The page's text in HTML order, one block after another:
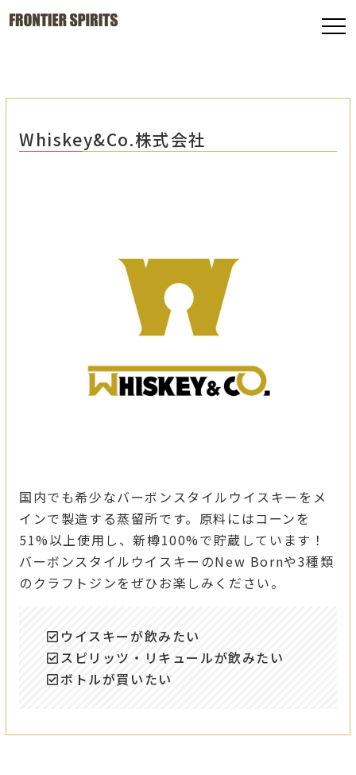
Whiskey&Co.株式会社
国内でも希少なバーボンスタイルウイスキーをメ
インで製造する蒸留所です。原料にはコーンを
51%以上使用し、新樽100%で貯蔵しています！
バーボンスタイルウイスキーのNew Bornや3種類
のクラフトジンをぜひお楽しみください。
ウイスキーが飲みたい
スピリッツ・リキュールが飲みたい
ボトルが買いたい